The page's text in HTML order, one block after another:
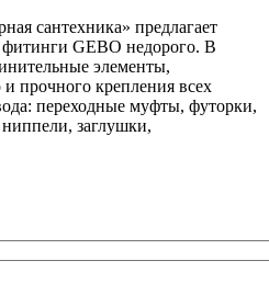
сантехника» предлагает
GEBO недорого. В
элементы,
прочного крепления всех
переходные муфты, футорки,
заглушки,